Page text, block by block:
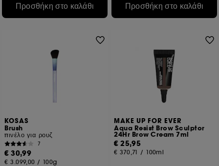
Προσθήκη στο καλάθι Προσθήκη στο καλάθι
KOSAS
Brush
πινέλο για ρουζ
7
€ 30,99
€ 3.099,00 / 100g
MAKE UP FOR EVER
Aqua Resist Brow Sculptor
24Hr Brow Cream 7ml
€ 25,95
€ 370,71 / 100ml